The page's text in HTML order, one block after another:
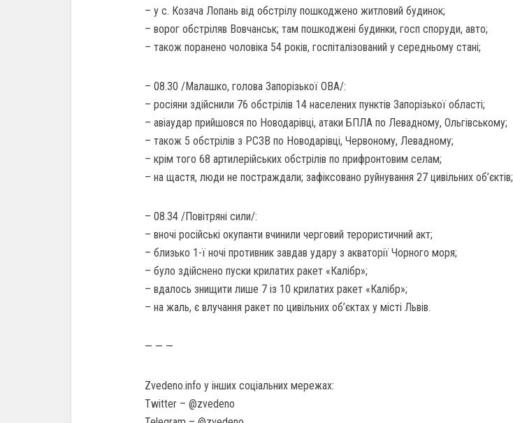
– у с. Козача Лопань від обстрілу пошкоджено житловий будинок;
– ворог обстріляв Вовчанськ; там пошкоджені будинки, госп споруди, авто;
– також поранено чоловіка 54 років, госпіталізований у середньому стані;
– 08.30 /Малашко, голова Запорізької ОВА/:
– росіяни здійснили 76 обстрілів 14 населених пунктів Запорізької області;
– авіаудар прийшовся по Новодарівці, атаки БПЛА по Левадному, Ольгівському;
– також 5 обстрілів з РСЗВ по Новодарівці, Червоному, Левадному;
– крім того 68 артилерійських обстрілів по прифронтовим селам;
– на щастя, люди не постраждали; зафіксовано руйнування 27 цивільних об’єктів;
– 08.34 /Повітряні сили/:
– вночі російські окупанти вчинили черговий терористичний акт;
– близько 1-ї ночі противник завдав удару з акваторії Чорного моря;
– було здійснено пуски крилатих ракет «Калібр»;
– вдалось знищити лише 7 із 10 крилатих ракет «Калібр»;
– на жаль, є влучання ракет по цивільних об’єктах у місті Львів.
— — —
Zvedeno.info у інших соціальних мережах:
Twitter – @zvedeno